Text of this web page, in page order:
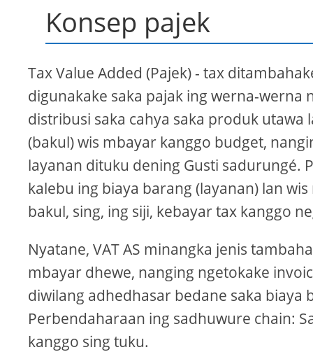
Konsep pajek
Tax Value Added (Pajek) - tax
digunakake saka pajak ing werna-
distribusi saka cahya saka produk
(bakul) wis mbayar kanggo budget,
layanan dituku dening Gusti sadurungé.
kalebu ing biaya barang (layanan) lan
bakul, sing, ing siji, kebayar tax kanggo
Nyatane, VAT AS minangka jenis
mbayar dhewe, nanging ngetokake
diwilang adhedhasar bedane saka
Perbendaharaan ing sadhuwure chain:
kanggo sing tuku.